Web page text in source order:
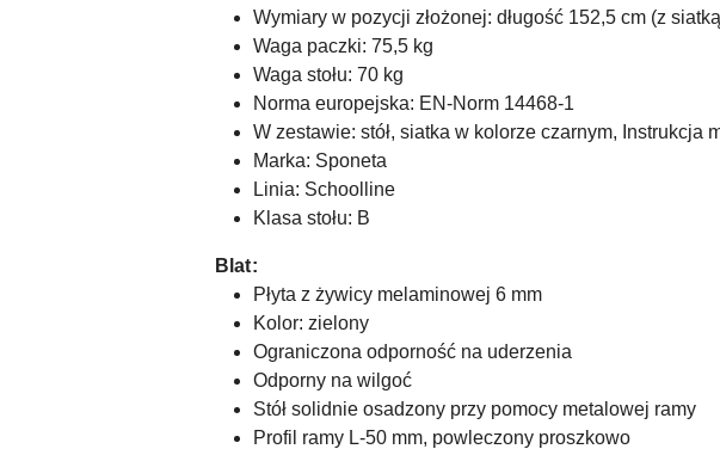
Wymiary w pozycji złożonej: długość 152,5 cm (z
Waga paczki: 75,5 kg
Waga stołu: 70 kg
Norma europejska: EN-Norm 14468-1
W zestawie: stół, siatka w kolorze czarnym, Instrukcja
Marka: Sponeta
Linia: Schoolline
Klasa stołu: B
Blat:
Płyta z żywicy melaminowej 6 mm
Kolor: zielony
Ograniczona odporność na uderzenia
Odporny na wilgoć
Stół solidnie osadzony przy pomocy metalowej ramy
Profil ramy L-50 mm, powleczony proszkowo